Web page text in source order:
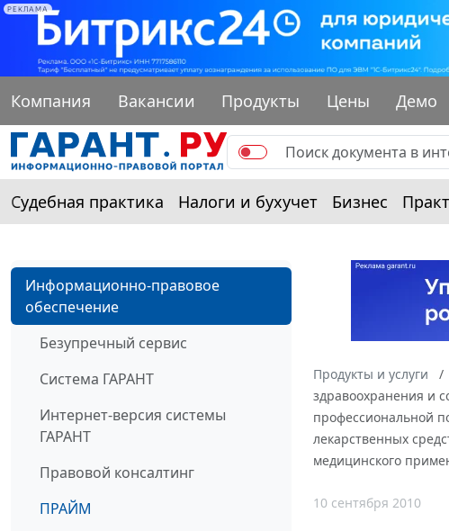
РЕКЛАМА
Компания Вакансии Продукты Цены Демо
Судебная практика Налоги и бухучет Бизнес
Информационно-правовое
обеспечение
Безупречный сервис
Система ГАРАНТ
Интернет-версия системы
ГАРАНТ
Правовой консалтинг
ПРАЙМ
Продукты и услуги
здравоохранения и
профессиональной
лекарственных
медицинского
10 сентября 2010